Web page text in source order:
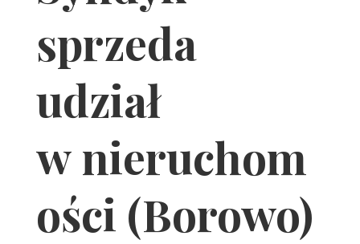
sprzeda
udział
w nieruchom
ości (Borowo)